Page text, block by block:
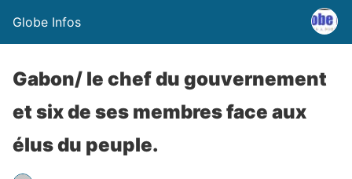
Globe Infos
Gabon/ le chef du gouvernement
et six de ses membres face aux
élus du peuple.